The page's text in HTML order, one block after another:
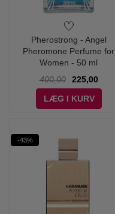
Pherostrong - Angel
Pheromone Perfume for
Women - 50 ml
400,00
225,00
LÆG I KURV
-43%